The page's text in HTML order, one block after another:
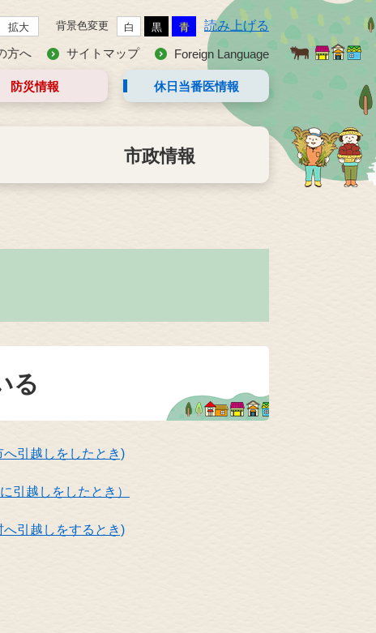
拡大 背景色変更 白 黒 青 読み上げる
方へ サイトマップ Foreign Language
防災情報 休日当番医情報
市政情報
る
引越しをしたとき)
引越しをしたとき）
引越しをするとき)